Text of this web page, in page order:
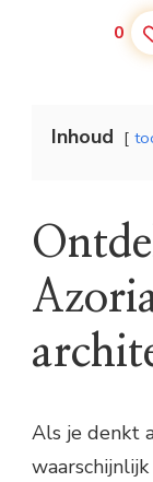
0
Inhoud
Als je denkt